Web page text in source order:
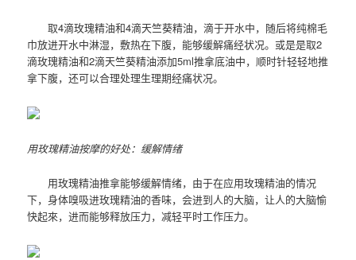
取4滴玫瑰精油和4滴天竺葵精油，滴于开水中，随后将纯棉毛
巾放进开水中淋湿，敷热在下腹，能够缓解痛经状况。或是是取2
滴玫瑰精油和2滴天竺葵精油添加5ml推拿底油中，顺时针轻轻地推
拿下腹，还可以合理处理生理期经痛状况。
用玫瑰精油按摩的好处：缓解情绪
用玫瑰精油推拿能够缓解情绪，由于在应用玫瑰精油的情况
下，身体嗅吸进玫瑰精油的香味，会进到人的大脑，让人的大脑愉
快起來，进而能够释放压力，减轻平时工作压力。